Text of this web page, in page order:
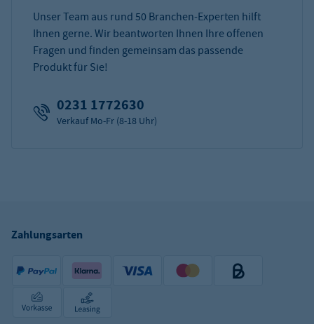
Unser Team aus rund 50 Branchen-Experten hilft
Ihnen gerne. Wir beantworten Ihnen Ihre offenen
Fragen und finden gemeinsam das passende
Produkt für Sie!
0231 1772630
Verkauf Mo-Fr (8-18 Uhr)
Zahlungsarten